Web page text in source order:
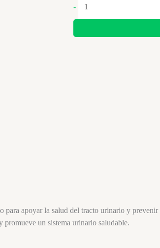
-
Americano
Cápsulas
para apoyar la salud del tracto urinario y
promueve un sistema urinario saludable.